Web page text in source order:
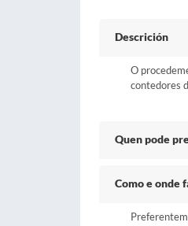
Descrición
O
contedores
Quen pode
Como e onde